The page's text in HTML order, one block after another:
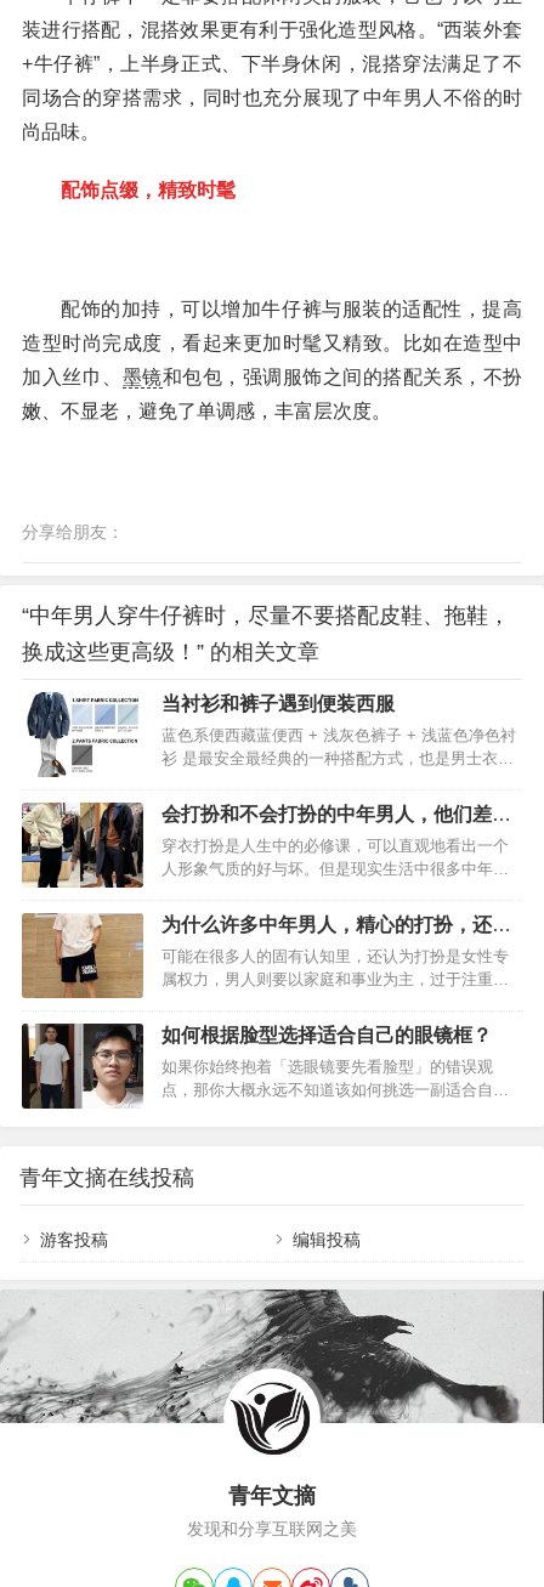
装进行搭配，混搭效果更有利于强化造型风格。“西装外套
+牛仔裤”，上半身正式、下半身休闲，混搭穿法满足了不
同场合的穿搭需求，同时也充分展现了中年男人不俗的时
尚品味。
配饰点缀，精致时髦
配饰的加持，可以增加牛仔裤与服装的适配性，提高
造型时尚完成度，看起来更加时髦又精致。比如在造型中
加入丝巾、 墨镜和包包，强调服饰之间的搭配关系，不扮
嫩、不显老，避免了单调感，丰富层次度。
分享给朋友：
“中年男人穿牛仔裤时，尽量不要搭配皮鞋、拖鞋，
换成这些更高级！” 的相关文章
当衬衫和裤子遇到便装西服
蓝色系便西藏蓝便西 + 浅灰色裤子 + 浅蓝色净色衬
衫 是最安全最经典的一种搭配方式，也是男士衣橱
得到更加明快的下面这个组合。春意更加盎然。蓝
色便西 + 更深蓝色裤子 + 浅蓝糖果条衬衫 也是相当
稳的搭配。这里我们选用了 LP17-100MT-K0004 中
古蓝弹力斜纹裤子，饱和度较高，相比藏蓝色更加
明快。也算是一种小变化。条纹衬衫换成格纹衬
衫，用羊毛衫提亮，得到一个更加休闲更加明快的
合。&…
会打扮和不会打扮的中年男人，他们差别
有多大？
穿衣打扮是人生中的必修课，可以直观地看出一个
人形象气质的好与坏。但是现实生活中很多中年男
是自以为精心打扮了，实际不符合自身年龄气质，
照样看着油腻老气！对于中年男人来说，想要摆脱
油腻和老气，需要迈出的第一步就是“学会打扮”。人
靠衣装马靠鞍，先敬罗衣后敬人，都足以说明穿衣
打扮就是一个人的“社交名片”。那么“会打扮”和“不会
打扮”的中年男人，差别有多大？如何成为一个有品
的时尚进阶法则。一、“会打扮”和“不会打扮…
为什么许多中年男人，精心的打扮，还是
一股“老人味”？
可能在很多人的固有认知里，还认为打扮是女性专
属权力，男人则要以家庭和事业为主，过于注重自
社交名片，所谓“先敬罗衣后敬人”，懂得打扮的男
人，无论在任何场合都会得到别人的尊重和欣赏。
尤其是到了中年阶段的男人，更要深入了解穿衣打
扮的重要性，你可以不用像年轻人那样追时髦、赶
就会给人一种这样的感觉：明明精心打扮了，却还
是一股“老人味”，依旧油腻土气！因此中年男人穿衣
打扮要懂得…
如何根据脸型选择适合自己的眼镜框？
如果你始终抱着「选眼镜要先看脸型」的错误观
点，那你大概永远不知道该如何挑选一副适合自己
要看哪些细节。全篇没有晦涩难懂的知识点，更不
需要你判断自己到底是什么脸型。一、大镜框毁气
质就在前几天，一位蓝皮书会员给我发来私信，说
打算去配一副新眼镜，然后问我有什么需要注意
不要选大镜框的眼镜。首先就是，大镜框根本不会
显脸小（大镜框墨镜除外…
青年文摘在线投稿
游客投稿 编辑投稿
青年文摘
发现和分享互联网之美